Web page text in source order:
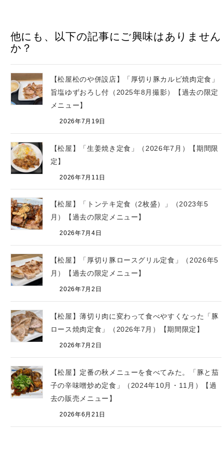
他にも、以下の記事にご興味はありません
か？
【松屋松のや併設店】「厚切り豚カルビ焼肉定食」
旨塩ゆずおろし付（2025年8月撮影）【過去の限定
メニュー】
2026年7月19日
【松屋】「生姜焼き定食」（2026年7月）【期間限
定】
2026年7月11日
【松屋】「トンテキ定食（2枚盛）」（2023年5
月）【過去の限定メニュー】
2026年7月4日
【松屋】「厚切り豚ロースグリル定食」（2026年5
月）【過去の限定メニュー】
2026年7月2日
【松屋】薄切り肉に変わって食べやすくなった「豚
ロース焼肉定食」（2026年7月）【期間限定】
2026年7月2日
【松屋】定番の秋メニューを食べてみた。「豚と茄
子の辛味噌炒め定食」（2024年10月・11月）【過
去の販売メニュー】
2026年6月21日